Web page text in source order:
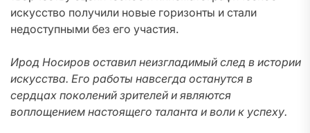
искусство получили новые горизонты и стали
недоступными без его участия.
Ирод Носиров оставил неизгладимый след в истории
искусства. Его работы навсегда останутся в
сердцах поколений зрителей и являются
воплощением настоящего таланта и воли к успеху.